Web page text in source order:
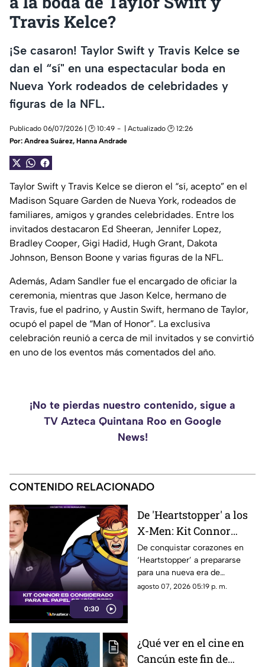
Travis Kelce?
¡Se casaron! Taylor Swift y Travis Kelce se
dan el “sí" en una espectacular boda en
Nueva York rodeados de celebridades y
figuras de la NFL.
Publicado 06/07/2026 | 🕑 10:49
| Actualizado 🕑 12:26
Por: Andrea Suárez, Hanna Andrade
Taylor Swift y Travis Kelce se dieron el “sí, acepto” en el
Madison Square Garden de Nueva York, rodeados de
familiares, amigos y grandes celebridades. Entre los
invitados destacaron Ed Sheeran, Jennifer Lopez,
Bradley Cooper, Gigi Hadid, Hugh Grant, Dakota
Johnson, Benson Boone y varias figuras de la NFL.
Además, Adam Sandler fue el encargado de oficiar la
ceremonia, mientras que Jason Kelce, hermano de
Travis, fue el padrino, y Austin Swift, hermano de Taylor,
ocupó el papel de “Man of Honor”. La exclusiva
celebración reunió a cerca de mil invitados y se convirtió
en uno de los eventos más comentados del año.
¡No te pierdas nuestro contenido, sigue a
TV Azteca Quintana Roo en Google
News!
CONTENIDO RELACIONADO
0:30
De 'Heartstopper' a los
X-Men: Kit Connor
podría llegar al
universo Marvel como
Cíclope
De conquistar corazones en
‘Heartstopper’ a prepararse
para una nueva era de
superhéroes. Kit Connor
agosto 07, 2026 05:19 p. m.
¿Qué ver en el cine en
Cancún este fin de